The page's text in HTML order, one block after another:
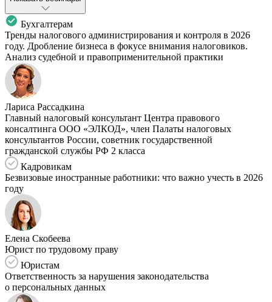
Бухгалтерам
Тренды налогового администрирования и контроля в 2026
году. Дробление бизнеса в фокусе внимания налоговиков.
Анализ судебной и правоприменительной практики
Лариса Рассадкина
Главный налоговый консультант Центра правового
консалтинга ООО «ЭЛКОД», член Палаты налоговых
консультантов России, советник государственной
гражданской службы РФ 2 класса
Кадровикам
Безвизовые иностранные работники: что важно учесть в 2026
году
Елена Скобеева
Юрист по трудовому праву
Юристам
Ответственность за нарушения законодательства
о персональных данных